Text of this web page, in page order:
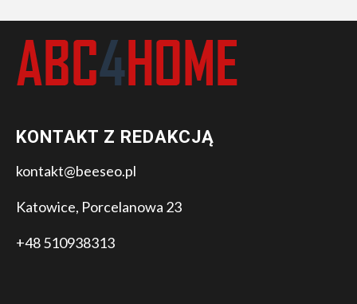
KONTAKT Z REDAKCJĄ
kontakt@beeseo.pl
Katowice, Porcelanowa 23
+48 510938313